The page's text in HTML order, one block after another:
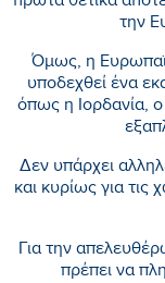
την
Όμως, η
υποδεχθεί ένα
όπως η Ιορδανία,
Δεν υπάρχει
και κυρίως για
Για την
πρέπει να